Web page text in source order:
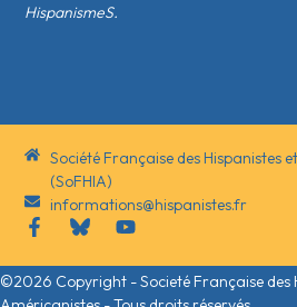
HispanismeS.
Société Française des Hispanistes
(SoFHIA)
informations@hispanistes.fr
©2026 Copyright - Societé Française des